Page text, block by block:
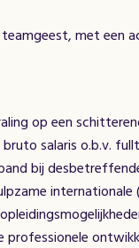
met een
op een
bruto salaris o.b.v.
bij
professionele